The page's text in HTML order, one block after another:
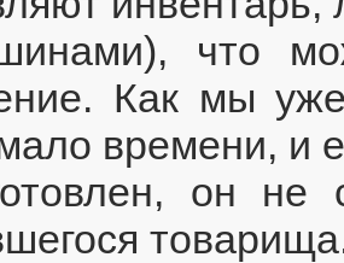
что
Как мы
времени, и
он не